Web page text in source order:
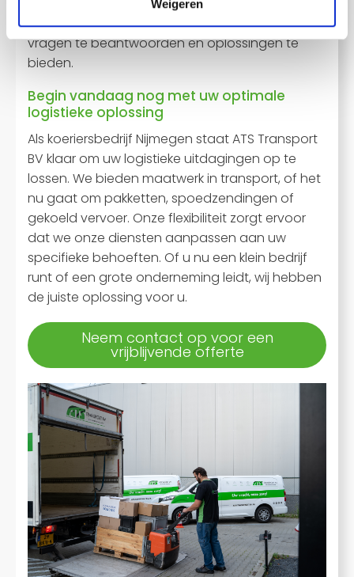
Weigeren
klantenserviceteam staat altijd voor u klaar om
vragen te beantwoorden en oplossingen te
bieden.
Begin vandaag nog met uw optimale
logistieke oplossing
Als koeriersbedrijf Nijmegen staat ATS Transport
BV klaar om uw logistieke uitdagingen op te
lossen. We bieden maatwerk in transport, of het
nu gaat om pakketten, spoedzendingen of
gekoeld vervoer. Onze flexibiliteit zorgt ervoor
dat we onze diensten aanpassen aan uw
specifieke behoeften. Of u nu een klein bedrijf
runt of een grote onderneming leidt, wij hebben
de juiste oplossing voor u.
Neem contact op voor een
vrijblijvende offerte